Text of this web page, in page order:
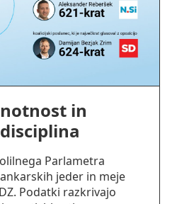
in
Parlametra
jeder in meje
Podatki razkrivajo